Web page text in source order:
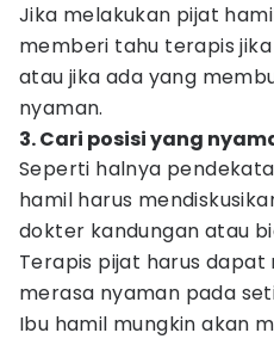
Jika melakukan pijat
memberi tahu terapis
atau jika ada yang
nyaman.
3. Cari posisi yang
Seperti halnya
hamil harus
dokter kandungan atau
Terapis pijat harus
merasa nyaman pada
Ibu hamil mungkin akan